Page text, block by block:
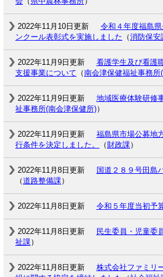
2022年11月10日更新
令和４年度福島
ンクール表彰式を実施しました （消防保安
2022年11月9日更新
看護学生及び看護
支援事業について （南会津保健福祉事務所
2022年11月9日更新 地域医療体験研修
祉事務所(南会津保健所)）
2022年11月9日更新
福島県市場公募地
行条件を決定しました。
（ 財政課）
2022年11月8日更新
国道２８９号田島
（道路整備課）
2022年11月8日更新 令和５年度当初予
2022年11月8日更新 民生委員・児童委
祉課）
2022年11月8日更新
株式会社ファミリ